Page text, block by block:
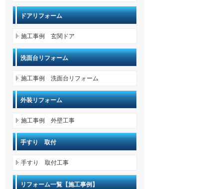
ドアリフォーム
施工事例 玄関ドア
洗面台リフォーム
施工事例 洗面台リフォーム
外装リフォーム
施工事例 外壁工事
手すり 取付
手すり 取付工事
リフォーム一覧【施工事例】